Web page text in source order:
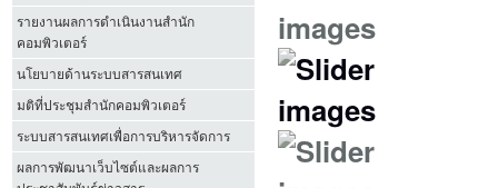
รายงานผลการดำเนินงานสำนัก
คอมพิวเตอร์
นโยบายด้านระบบสารสนเทศ
มติที่ประชุมสำนักคอมพิวเตอร์
ระบบสารสนเทศเพื่อการบริหารจัดการ
ผลการพัฒนาเว็บไซต์และผลการ